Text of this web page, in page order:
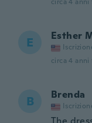
E Esther
circa 4 anni
B Brenda